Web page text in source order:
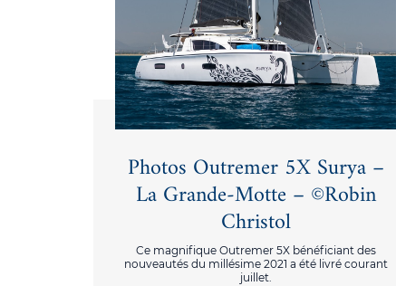
Photos Outremer 5X Surya –
La Grande-Motte – ©Robin
Christol
Ce magnifique Outremer 5X bénéficiant des
nouveautés du millésime 2021 a été livré courant
juillet.